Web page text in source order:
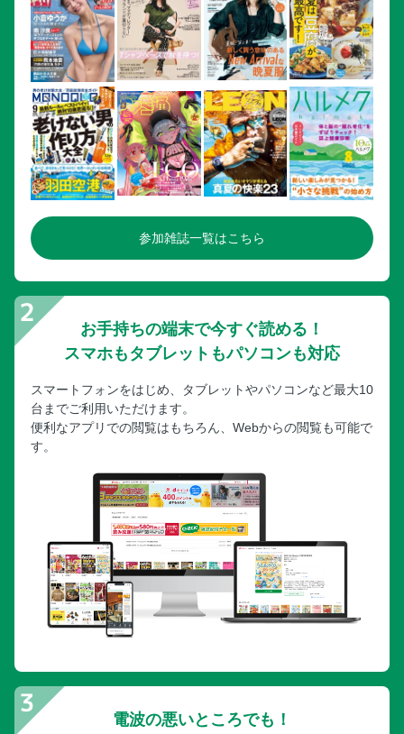
参加雑誌一覧はこちら
お手持ちの端末で今すぐ読める！
スマホもタブレットもパソコンも対応
スマートフォンをはじめ、タブレットやパソコンなど最大10
台までご利用いただけます。
便利なアプリでの閲覧はもちろん、Webからの閲覧も可能で
す。
電波の悪いところでも！